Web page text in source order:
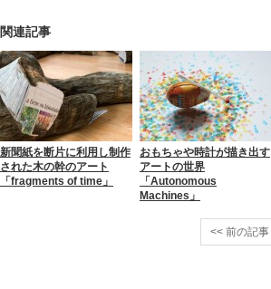
関連記事
新聞紙を断片に利用し制作
された木の幹のアート
「fragments of time」
おもちゃや時計が描き出す
アートの世界
「Autonomous
Machines」
<< 前の記事